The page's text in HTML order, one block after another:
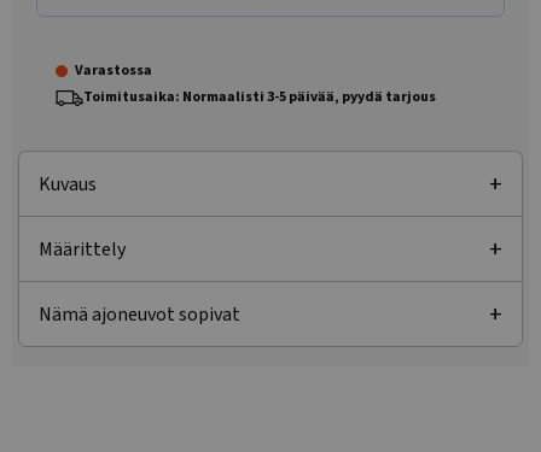
Varastossa
Toimitusaika: Normaalisti 3-5 päivää, pyydä tarjous
Kuvaus
Määrittely
Nämä ajoneuvot sopivat